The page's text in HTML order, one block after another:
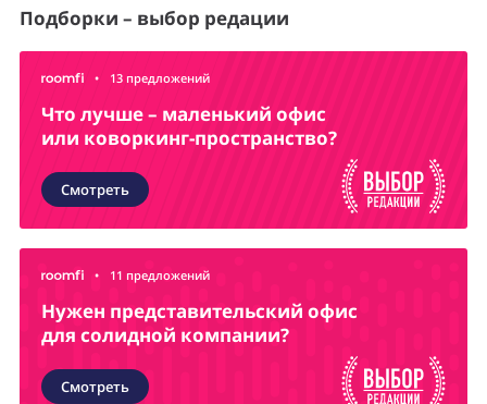
Подборки – выбор редации
• 13 предложений
Что лучше – маленький офис
или коворкинг-пространство?
Смотреть
• 11 предложений
Нужен представительский офис
для солидной компании?
Смотреть